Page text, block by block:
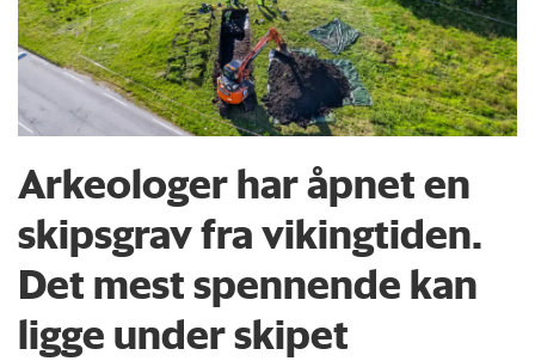
Arkeologer har åpnet en
skipsgrav fra vikingtiden.
Det mest spennende kan
ligge under skipet